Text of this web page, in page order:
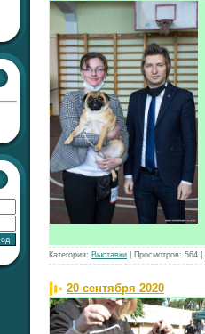
Категория: Выставки Просмотров: 564
20 сентября 2020